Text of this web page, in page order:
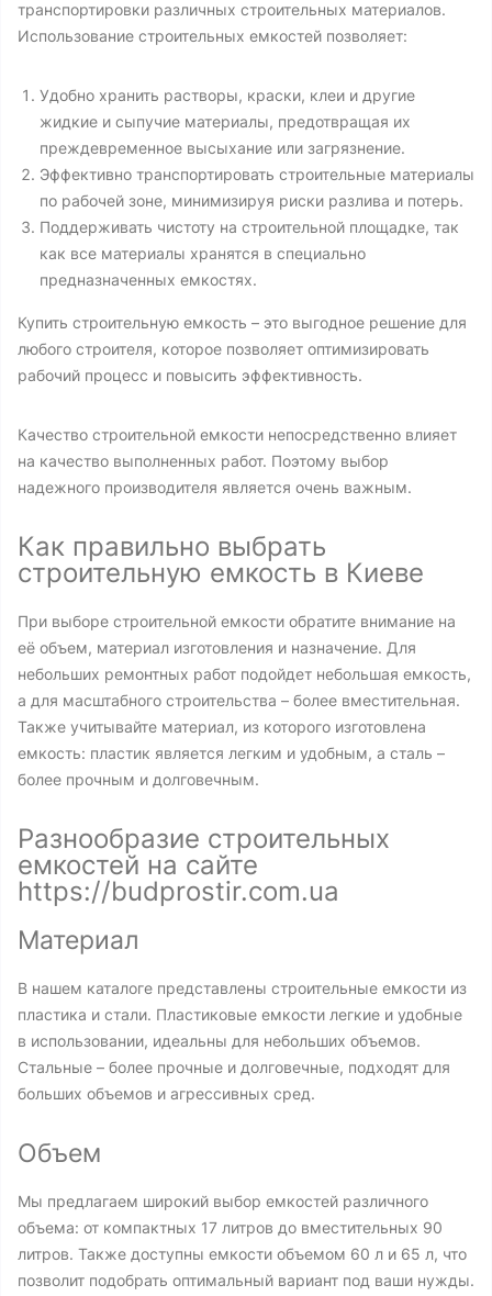
транспортировки различных строительных материалов.
Использование строительных емкостей позволяет:
Удобно хранить растворы, краски, клеи и другие
жидкие и сыпучие материалы, предотвращая их
преждевременное высыхание или загрязнение.
Эффективно транспортировать строительные материалы
по рабочей зоне, минимизируя риски разлива и потерь.
Поддерживать чистоту на строительной площадке, так
как все материалы хранятся в специально
предназначенных емкостях.
Купить строительную емкость – это выгодное решение для
любого строителя, которое позволяет оптимизировать
рабочий процесс и повысить эффективность.
Качество строительной емкости непосредственно влияет
на качество выполненных работ. Поэтому выбор
надежного производителя является очень важным.
Как правильно выбрать
строительную емкость в Киеве
При выборе строительной емкости обратите внимание на
её объем, материал изготовления и назначение. Для
небольших ремонтных работ подойдет небольшая емкость,
а для масштабного строительства – более вместительная.
Также учитывайте материал, из которого изготовлена
емкость: пластик является легким и удобным, а сталь –
более прочным и долговечным.
Разнообразие строительных
емкостей на сайте
https://budprostir.com.ua
Материал
В нашем каталоге представлены строительные емкости из
пластика и стали. Пластиковые емкости легкие и удобные
в использовании, идеальны для небольших объемов.
Стальные – более прочные и долговечные, подходят для
больших объемов и агрессивных сред.
Объем
Мы предлагаем широкий выбор емкостей различного
объема: от компактных 17 литров до вместительных 90
литров. Также доступны емкости объемом 60 л и 65 л, что
позволит подобрать оптимальный вариант под ваши нужды.